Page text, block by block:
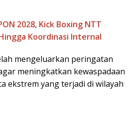
2028, Kick Boxing NTT
Koordinasi Internal
mengeluarkan peringatan
meningkatkan kewaspadaan
ekstrem yang terjadi di wilayah